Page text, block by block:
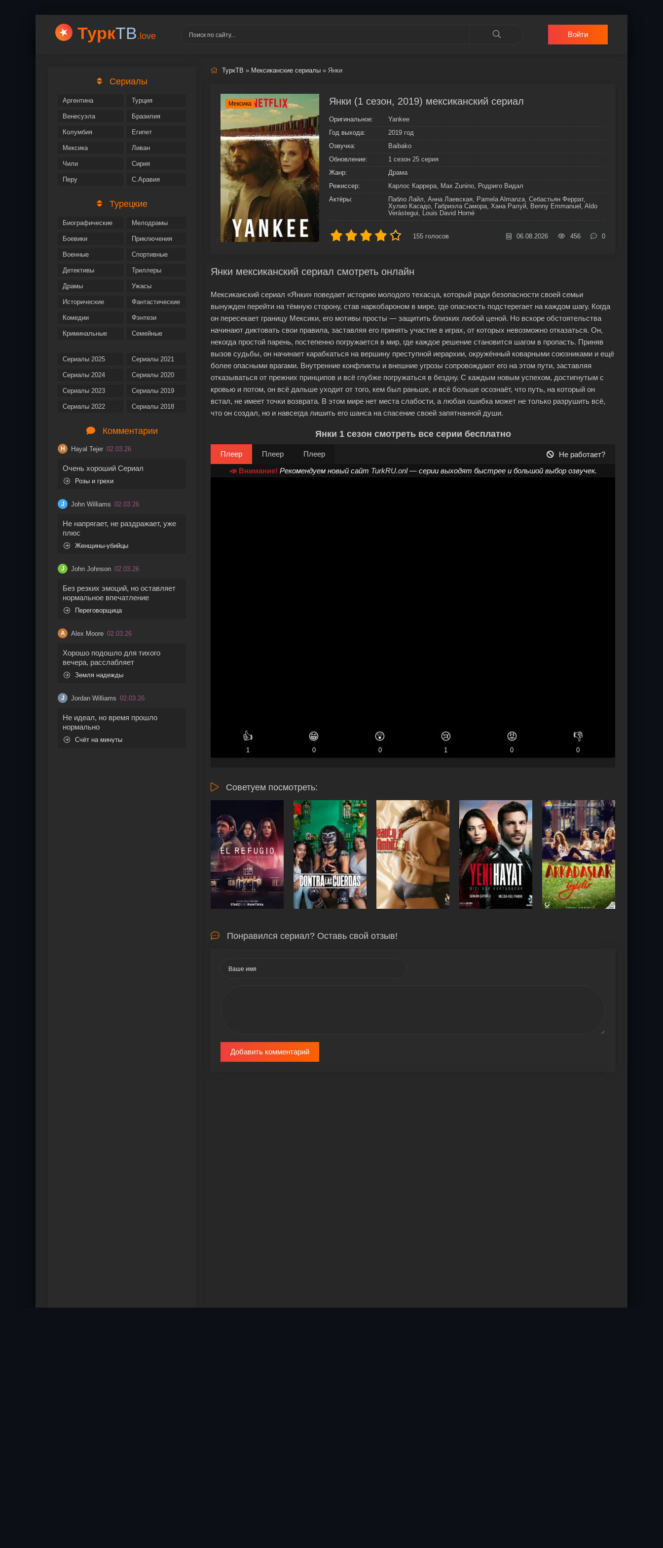
ТуркТВ.love Войти
Сериалы
Аргентина
Венесуэла
Колумбия
Мексика
Чили
Перу
Турция
Бразилия
Египет
Ливан
Сирия
С.Аравия
Турецкие
Биографические
Боевики
Военные
Детективы
Драмы
Исторические
Комедии
Криминальные
Мелодрамы
Приключения
Спортивные
Триллеры
Ужасы
Фантастические
Фэнтези
Семейные
Сериалы 2025
Сериалы 2024
Сериалы 2023
Сериалы 2022
Сериалы 2021
Сериалы 2020
Сериалы 2019
Сериалы 2018
Комментарии
H Hayal Tejer 02.03.26
Очень хороший Сериал
Розы и грехи
J John Williams 02.03.26
Не напрягает, не раздражает, уже
плюс
Женщины-убийцы
J John Johnson 02.03.26
Без резких эмоций, но оставляет
нормальное впечатление
Переговорщица
A Alex Moore 02.03.26
Хорошо подошло для тихого
вечера, расслабляет
Земля надежды
J Jordan Williams 02.03.26
Не идеал, но время прошло
нормально
Счёт на минуты
ТуркТВ » Мексиканские сериалы » Янки
Мексика Янки (1 сезон, 2019) мексиканский сериал
Оригинальное:
Yankee
Год выхода:
2019 год
Озвучка:
Baibako
Обновление:
1 сезон 25 серия
Жанр:
Драма
Режиссер:
Карлос Каррера, Max Zunino, Родриго Видал
Актёры:
Пабло Лайл, Анна Лаевская, Pamela Almanza, Себастьян Феррат,
Хулио Касадо, Габриэла Самора, Хана Ралуй, Benny Emmanuel, Aldo
Verástegui, Louis David Horné
155 голосов 06.08.2026 456 0
Янки мексиканский сериал смотреть онлайн
Мексиканский сериал «Янки» поведает историю молодого техасца, который ради безопасности своей семьи
вынужден перейти на тёмную сторону, став наркобароном в мире, где опасность подстерегает на каждом шагу. Когда
он пересекает границу Мексики, его мотивы просты — защитить близких любой ценой. Но вскоре обстоятельства
начинают диктовать свои правила, заставляя его принять участие в играх, от которых невозможно отказаться. Он,
некогда простой парень, постепенно погружается в мир, где каждое решение становится шагом в пропасть. Приняв
вызов судьбы, он начинает карабкаться на вершину преступной иерархии, окружённый коварными союзниками и ещё
более опасными врагами. Внутренние конфликты и внешние угрозы сопровождают его на этом пути, заставляя
отказываться от прежних принципов и всё глубже погружаться в бездну. С каждым новым успехом, достигнутым с
кровью и потом, он всё дальше уходит от того, кем был раньше, и всё больше осознаёт, что путь, на который он
встал, не имеет точки возврата. В этом мире нет места слабости, а любая ошибка может не только разрушить всё,
что он создал, но и навсегда лишить его шанса на спасение своей запятнанной души.
Янки 1 сезон смотреть все серии бесплатно
Плеер Плеер Плеер
Не работает?
📣 Внимание! Рекомендуем новый сайт TurkRU.onl— серии выходят быстрее и большой выбор озвучек.
👍
1
😁
0
😲
0
😢
1
😡
0
👎
0
Советуем посмотреть:
Понравился сериал? Оставь свой отзыв!
Добавить комментарий